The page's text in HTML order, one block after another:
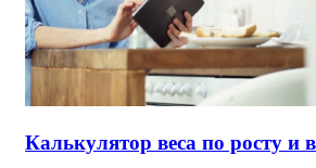
Калькулятор веса по росту и